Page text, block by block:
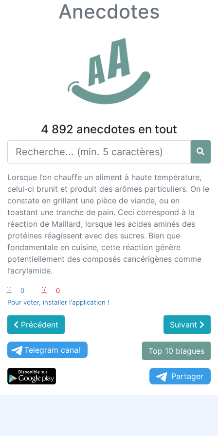
Anecdotes
4 892 anecdotes en tout
Lorsque l’on chauffe un aliment à haute température,
celui-ci brunit et produit des arômes particuliers. On le
constate en grillant une pièce de viande, ou en
toastant une tranche de pain. Ceci correspond à la
réaction de Maillard, lorsque les acides aminés des
protéines réagissent avec des sucres. Bien que
fondamentale en cuisine, cette réaction génère
potentiellement des composés cancérigènes comme
l’acrylamide.
:-) 0 :-(
0
Pour voter, installer l'application !
Précédent Suivant
Telegram canal Top 10 blagues
Partager